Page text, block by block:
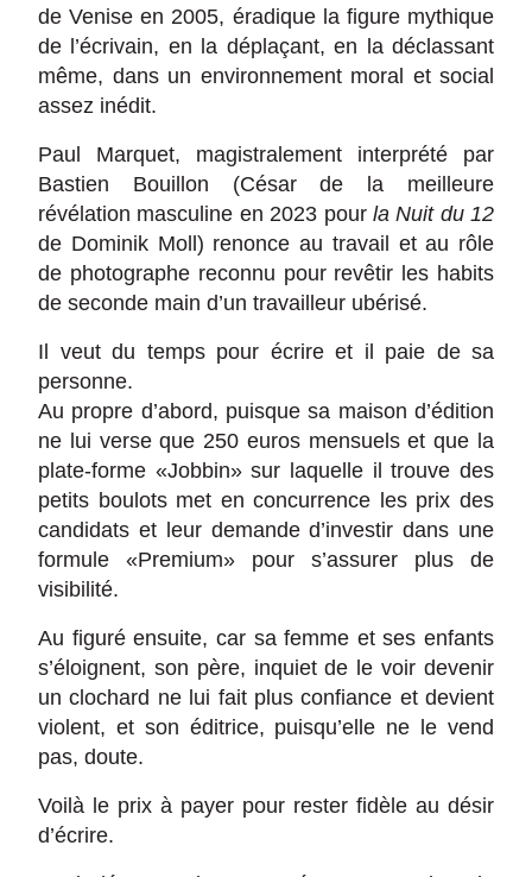
de Venise en 2005, éradique la figure mythique
de l’écrivain, en la déplaçant, en la déclassant
même, dans un environnement moral et social
assez inédit.
Paul Marquet, magistralement interprété par
Bastien Bouillon (César de la meilleure
révélation masculine en 2023 pour la Nuit du 12
de Dominik Moll) renonce au travail et au rôle
de photographe reconnu pour revêtir les habits
de seconde main d’un travailleur ubérisé.
Il veut du temps pour écrire et il paie de sa
personne.
Au propre d’abord, puisque sa maison d’édition
ne lui verse que 250 euros mensuels et que la
plate-forme «Jobbin» sur laquelle il trouve des
petits boulots met en concurrence les prix des
candidats et leur demande d’investir dans une
formule «Premium» pour s’assurer plus de
visibilité.
Au figuré ensuite, car sa femme et ses enfants
s’éloignent, son père, inquiet de le voir devenir
un clochard ne lui fait plus confiance et devient
violent, et son éditrice, puisqu’elle ne le vend
pas, doute.
Voilà le prix à payer pour rester fidèle au désir
d’écrire.